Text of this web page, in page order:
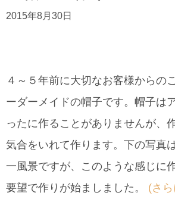
2015年8月30日
４～５年前に大切なお客様からの
ーダーメイドの帽子です。帽子は
ったに作ることがありませんが、
気合をいれて作ります。下の写真
一風景ですが、このような感じに
要望で作りが始ましました。 (さ